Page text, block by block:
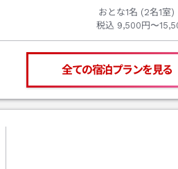
おとな1名 (2名1室)｜
税込 9,500円〜
全ての宿泊プランを見る